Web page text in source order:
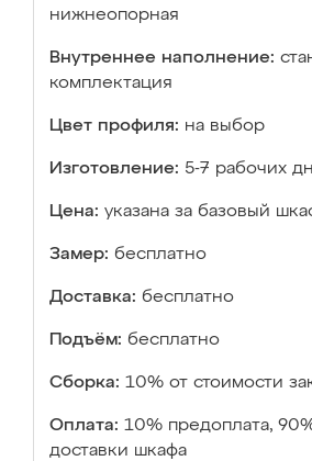
нижнеопорная
Внутреннее наполнение:
комплектация
Цвет профиля: на выбор
Изготовление: 5-7 рабочих
Цена: указана за базовый
Замер: бесплатно
Доставка: бесплатно
Подъём: бесплатно
Сборка: 10% от стоимости
Оплата: 10% предоплата,
доставки шкафа